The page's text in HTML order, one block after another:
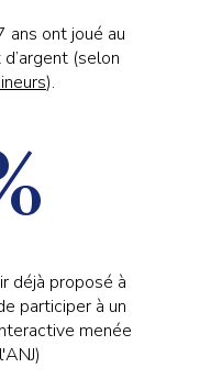
ont joué au
(selon
).
déjà proposé à
participer à un
menée